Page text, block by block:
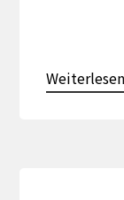
Weiterlesen